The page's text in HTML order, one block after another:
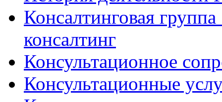
Консалтинговая
консалтинг
Консультационное
Консультационные